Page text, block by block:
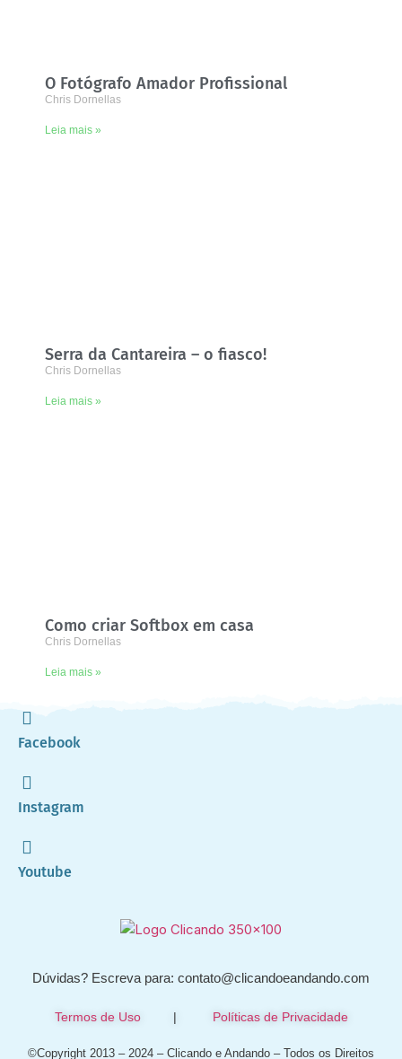
O Fotógrafo Amador Profissional
Chris Dornellas
Leia mais »
Serra da Cantareira – o fiasco!
Chris Dornellas
Leia mais »
Como criar Softbox em casa
Chris Dornellas
Leia mais »
Facebook
Instagram
Youtube
Dúvidas? Escreva para: contato@clicandoeandando.com
Termos de Uso| Políticas de Privacidade
©Copyright 2013 – 2024 – Clicando e Andando – Todos os Direitos